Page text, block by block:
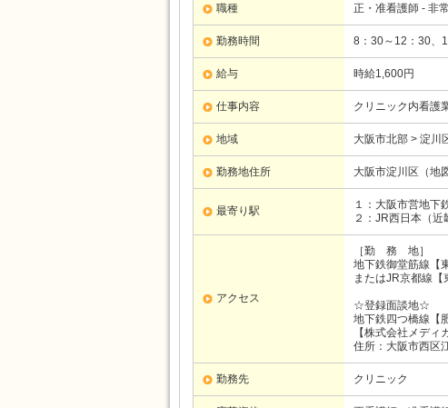
職種 正・准看護師 - 非
勤務時間 8：30～12：30、
給与 時給1,600円
仕事内容 クリニック内看護
地域 大阪市北部 > 淀川
勤務地住所 大阪市淀川区（地
最寄り駅 １：大阪市営地下
２：JR西日本（近
アクセス
［勤 務 地］
地下鉄御堂筋線【
またはJR京都線
☆登録面談地☆
地下鉄四つ橋線【
【株式会社メディ
住所：大阪市西区
勤務先 クリニック